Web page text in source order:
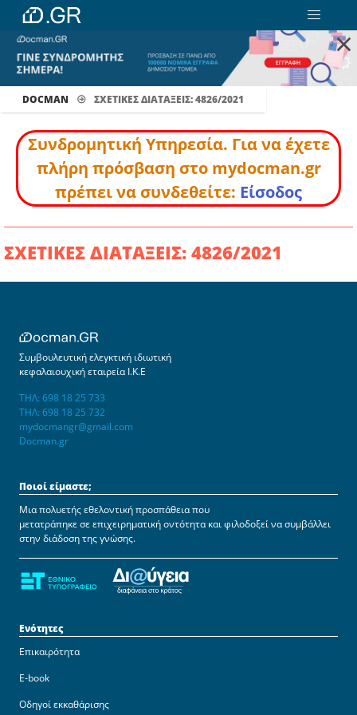
×
DOCMAN ΣΧΕΤΙΚΕΣ ΔΙΑΤΑΞΕΙΣ: 4826/2021
Συνδρομητική Υπηρεσία. Για να έχετε
πλήρη πρόσβαση στο mydocman.gr
πρέπει να συνδεθείτε: Είσοδος
ΣΧΕΤΙΚΕΣ ΔΙΑΤΑΞΕΙΣ: 4826/2021
Συμβουλευτική ελεγκτική ιδιωτική
κεφαλαιουχική εταιρεία Ι.Κ.Ε
ΤΗΛ: 698 18 25 733
ΤΗΛ: 698 18 25 732
mydocmangr@gmail.com
Docman.gr
Ποιοί είμαστε;
Μια πολυετής εθελοντική προσπάθεια που
μετατράπηκε σε επιχειρηματική οντότητα και φιλοδοξεί να συμβάλλει
στην διάδοση της γνώσης.
Ενότητες
Επικαιρότητα
E-book
Οδηγοί εκκαθάρισης